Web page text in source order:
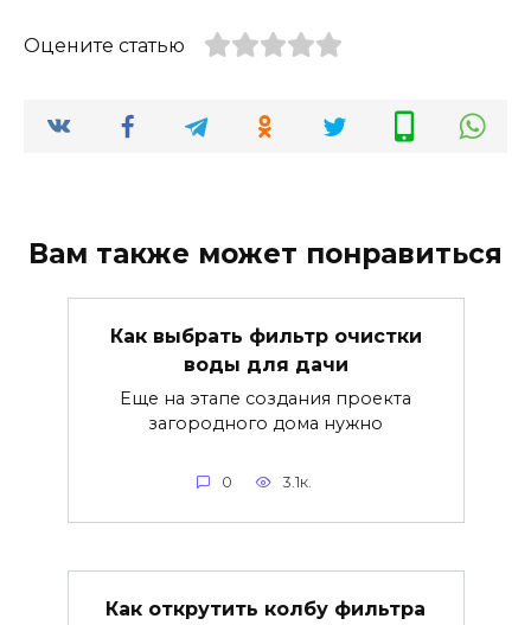
Оцените статью
Вам также может понравиться
Как выбрать фильтр очистки
воды для дачи
Еще на этапе создания проекта
загородного дома нужно
0 3.1к.
Как открутить колбу фильтра